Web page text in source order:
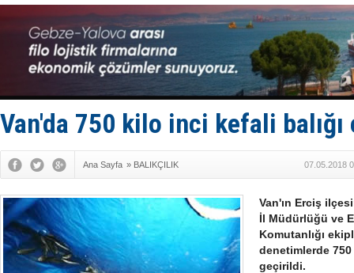
Enejota
Denizcilik
‘14.
Taksi
TÜRKLİM
SOCAR da
Dünyanın
Van'da 750 kilo inci kefali
Ana Sayfa » BALIKÇILIK 07.05.2018
Van'ın Erciş
İl Müdürlüğü ve
Komutanlığı
denetimlerde
geçirildi.